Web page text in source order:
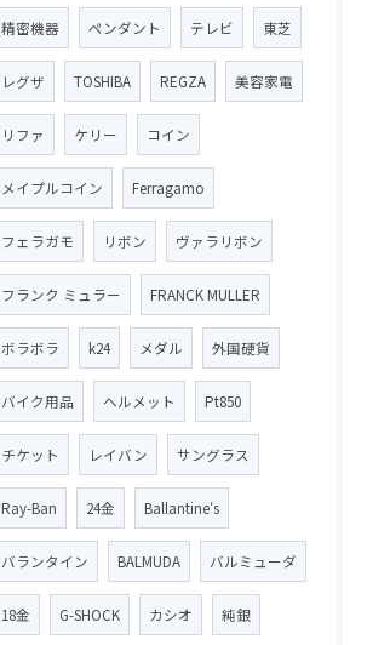
精密機器 ペンダント テレビ 東芝
レグザ TOSHIBA REGZA 美容家電
リファ ケリー コイン
メイプルコイン Ferragamo
フェラガモ リボン ヴァラリボン
フランク ミュラー FRANCK MULLER
ボラボラ k24 メダル 外国硬貨
バイク用品 ヘルメット Pt850
チケット レイバン サングラス
Ray-Ban 24金 Ballantine′s
バランタイン BALMUDA バルミューダ
18金 G-SHOCK カシオ 純銀